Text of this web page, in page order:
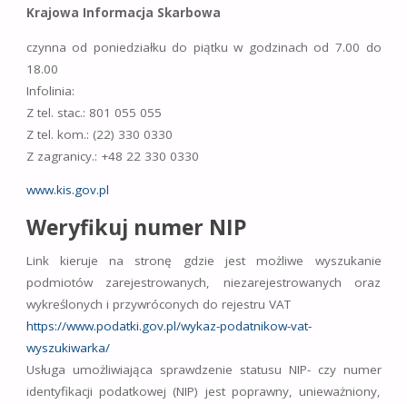
Krajowa Informacja Skarbowa
czynna od poniedziałku do piątku w godzinach od 7.00 do
18.00
Infolinia:
Z tel. stac.: 801 055 055
Z tel. kom.: (22) 330 0330
Z zagranicy.: +48 22 330 0330
www.kis.gov.pl
Weryfikuj numer NIP
Link kieruje na stronę gdzie jest możliwe wyszukanie
podmiotów zarejestrowanych, niezarejestrowanych oraz
wykreślonych i przywróconych do rejestru VAT
https://www.podatki.gov.pl/wykaz-podatnikow-vat-
wyszukiwarka/
Usługa umożliwiająca sprawdzenie statusu NIP- czy numer
identyfikacji podatkowej (NIP) jest poprawny, unieważniony,